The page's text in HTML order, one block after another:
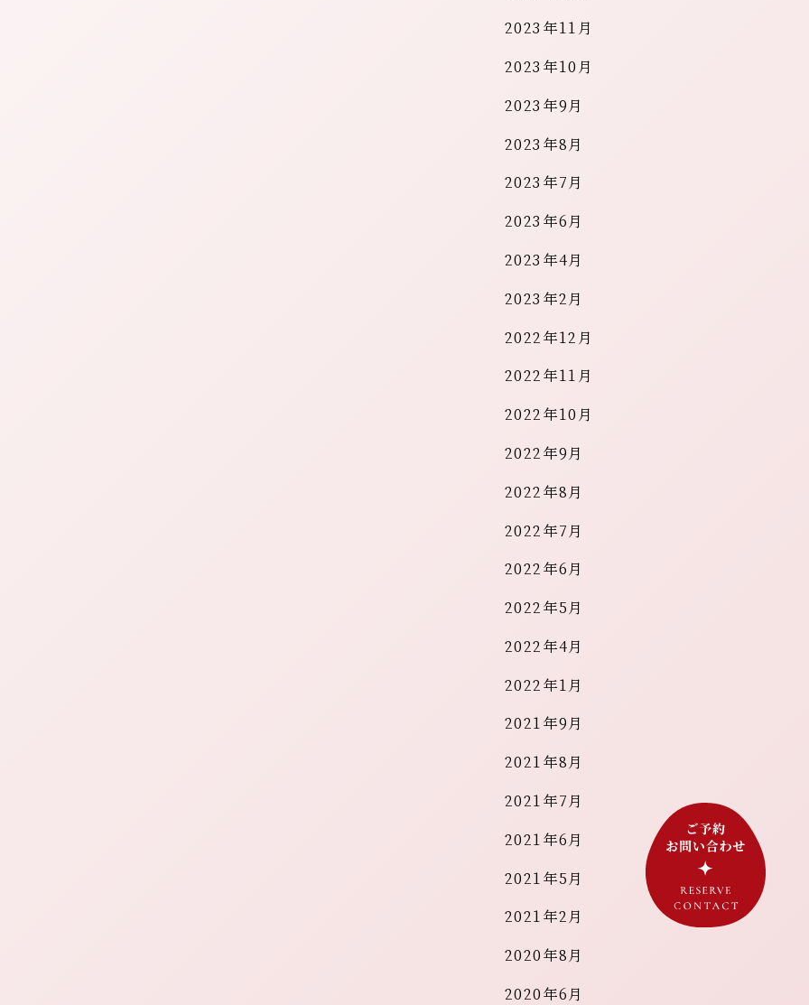
2023年11月
2023年10月
2023年9月
2023年8月
2023年7月
2023年6月
2023年4月
2023年2月
2022年12月
2022年11月
2022年10月
2022年9月
2022年8月
2022年7月
2022年6月
2022年5月
2022年4月
2022年1月
2021年9月
2021年8月
2021年7月
2021年6月
2021年5月
2021年2月
2020年8月
2020年6月